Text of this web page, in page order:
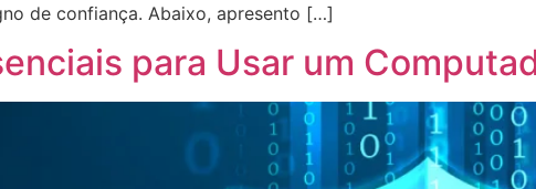
de confiança. Abaixo, apresento […]
para Usar um